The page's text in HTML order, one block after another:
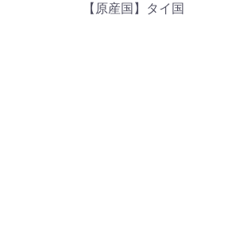
【原産国】タイ国